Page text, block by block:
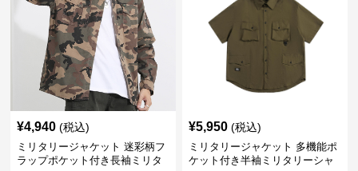
¥4,940 (税込)
ミリタリージャケット 迷彩柄フ
ラップポケット付き長袖ミリタ
¥5,950 (税込)
ミリタリージャケット 多機能ポ
ケット付き半袖ミリタリーシャ